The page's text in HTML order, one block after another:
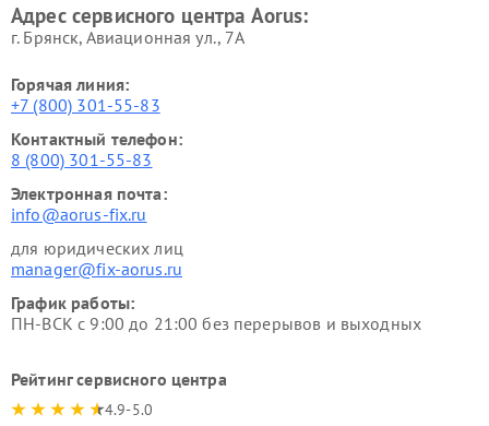
Адрес сервисного центра Aorus:
г. Брянск, Авиационная ул., 7А
Горячая линия:
+7 (800) 301-55-83
Контактный телефон:
8 (800) 301-55-83
Электронная почта:
info@aorus-fix.ru
для юридических лиц
manager@fix-aorus.ru
График работы:
ПН-ВСК с 9:00 до 21:00 без перерывов и выходных
Рейтинг сервисного центра
4.9-5.0